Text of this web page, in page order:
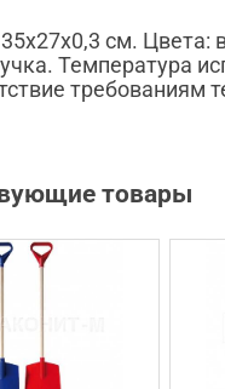
см. Цвета:
Температура
товары